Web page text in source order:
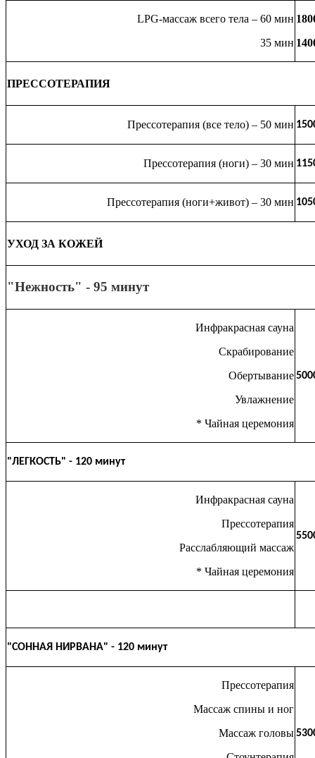
LPG-массаж всего тела – 60 мин
35 мин
ПРЕССОТЕРАПИЯ
Прессотерапия (все тело) – 50 мин
Прессотерапия (ноги) – 30 мин
Прессотерапия (ноги+живот) – 30 мин
УХОД ЗА КОЖЕЙ
"Нежность" - 95 минут
Инфракрасная сауна
Скрабирование
Обертывание
Увлажнение
* Чайная церемония
"ЛЕГКОСТЬ" - 120 минут
Инфракрасная сауна
Прессотерапия
Расслабляющий массаж
* Чайная церемония
"СОННАЯ НИРВАНА" - 120 минут
Прессотерапия
Массаж спины и ног
Массаж головы